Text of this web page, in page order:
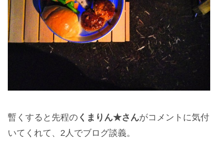
暫くすると先程の くまりん★さんがコメントに気付
いてくれて、2人でブログ談義。